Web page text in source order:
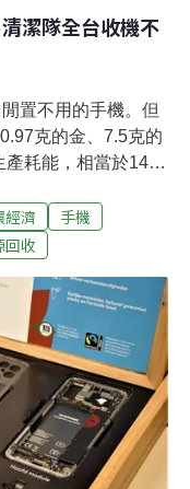
潔隊全台收機不
置不用的手機。但
克的金、7.5克的
產耗能，相當於140
差距。根據環保署
因，包括不知道去
收去了哪裡？不論
潔隊，手機的循環
子電器與資訊物品
過程中，人工拆解
的廢棄物，因此需
貴金屬，則會各自
100支iPhone約可
的銅，提煉出的貴
經濟
手機
回收